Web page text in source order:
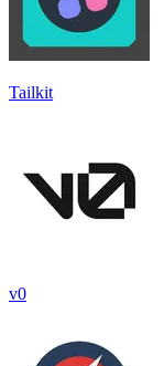
Tailkit
v0